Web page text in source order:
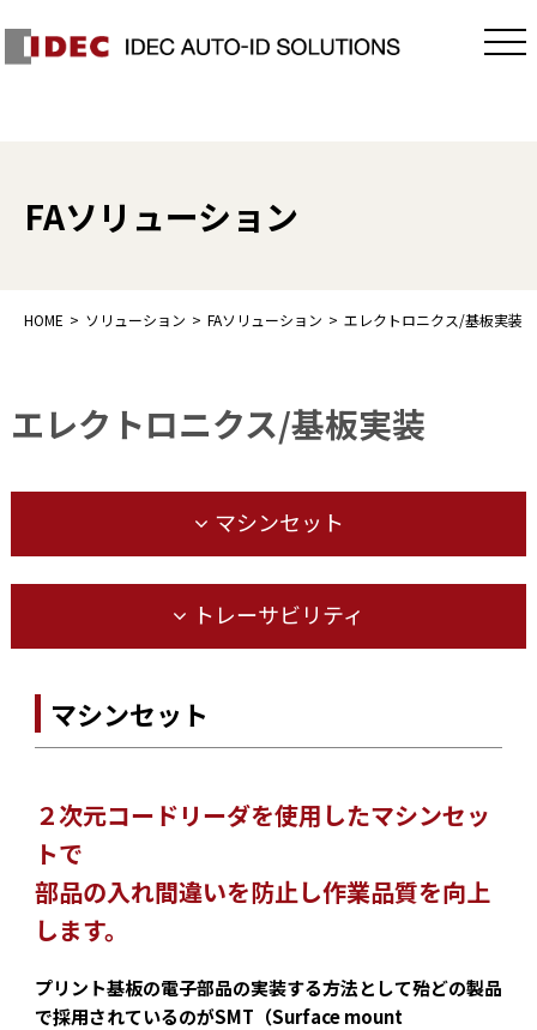
FAソリューション
HOME ソリューション FAソリューション エレクトロニクス/基板実装
エレクトロニクス/基板実装
マシンセット
トレーサビリティ
マシンセット
２次元コードリーダを使用したマシンセッ
トで
部品の入れ間違いを防止し作業品質を向上
します。
プリント基板の電子部品の実装する方法として殆どの製品
で採用されているのがSMT（Surface mount